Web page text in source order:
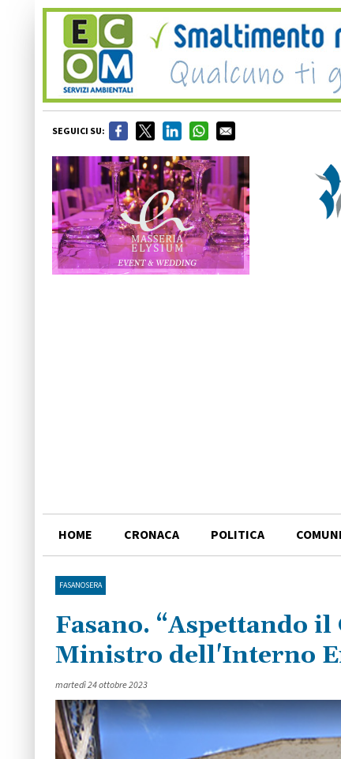
SEGUICI SU:
HOME CRONACA POLITICA COMUNI
FASANOSERA
Fasano. “Aspettando
Ministro dell'Interno
martedì 24 ottobre 2023